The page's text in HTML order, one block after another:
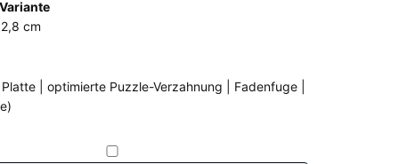
cm
| optimierte Puzzle-Verzahnung | Fadenfuge |